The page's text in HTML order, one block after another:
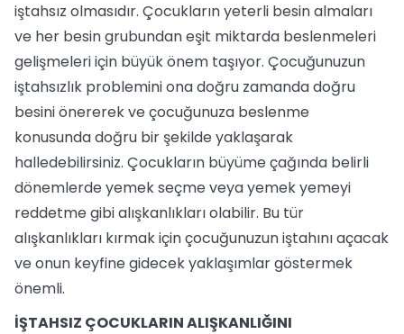
iştahsız olmasıdır. Çocukların yeterli besin almaları
ve her besin grubundan eşit miktarda beslenmeleri
gelişmeleri için büyük önem taşıyor. Çocuğunuzun
iştahsızlık problemini ona doğru zamanda doğru
besini önererek ve çocuğunuza beslenme
konusunda doğru bir şekilde yaklaşarak
halledebilirsiniz. Çocukların büyüme çağında belirli
dönemlerde yemek seçme veya yemek yemeyi
reddetme gibi alışkanlıkları olabilir. Bu tür
alışkanlıkları kırmak için çocuğunuzun iştahını açacak
ve onun keyfine gidecek yaklaşımlar göstermek
önemli.
İŞTAHSIZ ÇOCUKLARIN ALIŞKANLIĞINI